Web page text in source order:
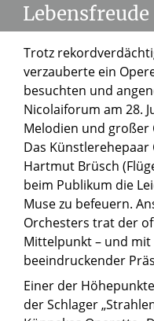
Lebensfreude
Trotz
verzauberte ein
besuchten und
Nicolaiforum am 28.
Melodien und großer
Das
Hartmut Brüsch
beim Publikum die
Muse zu befeuern.
Orchesters trat der
Mittelpunkt – und
beeindruckender
Einer der
der Schlager